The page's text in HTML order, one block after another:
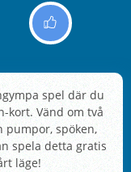
spel där du
kort. Vänd om två
pumpor, spöken,
spela detta gratis
läge!